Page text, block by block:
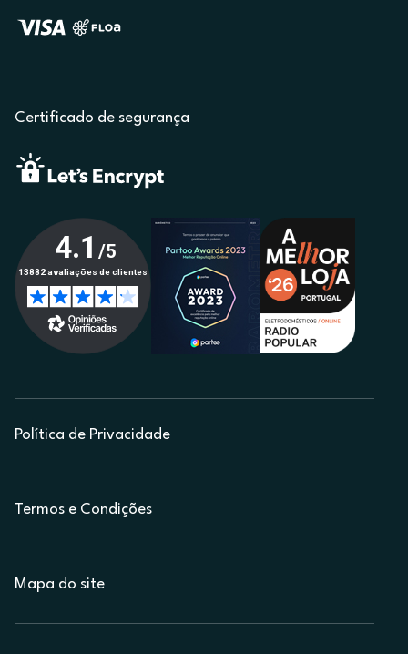
Certificado de segurança
Política de Privacidade
Termos e Condições
Mapa do site